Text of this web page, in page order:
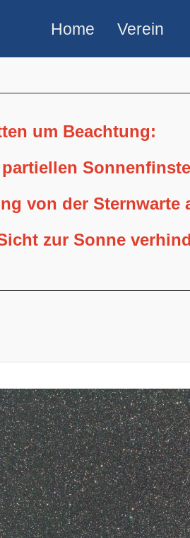
Home Verein
um Beachtung:
von der Sternwarte
zur Sonne